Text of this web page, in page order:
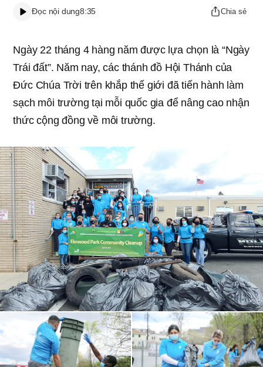
Đọc nội dung8:35 Chia sẻ
Ngày 22 tháng 4 hàng năm được lựa chọn là “Ngày
Trái đất”. Năm nay, các thánh đồ Hội Thánh của
Đức Chúa Trời trên khắp thế giới đã tiến hành làm
sạch môi trường tại mỗi quốc gia để nâng cao nhận
thức cộng đồng về môi trường.